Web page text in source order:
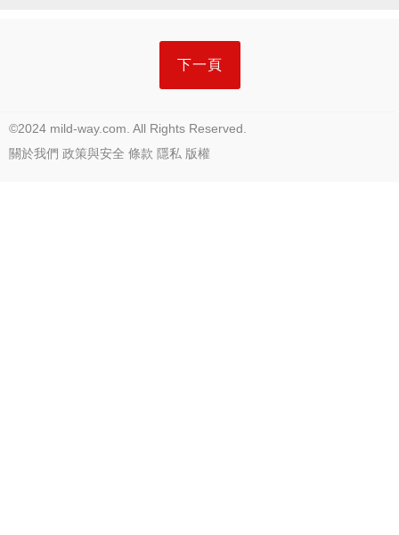
下一頁
©2024 mild-way.com. All Rights Reserved.
關於我們 政策與安全 條款 隱私 版權